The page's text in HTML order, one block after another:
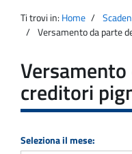
Agenzia
Entrate
principale
Ti trovi in: Home
Versamento da parte
creditori
Seleziona il mese: